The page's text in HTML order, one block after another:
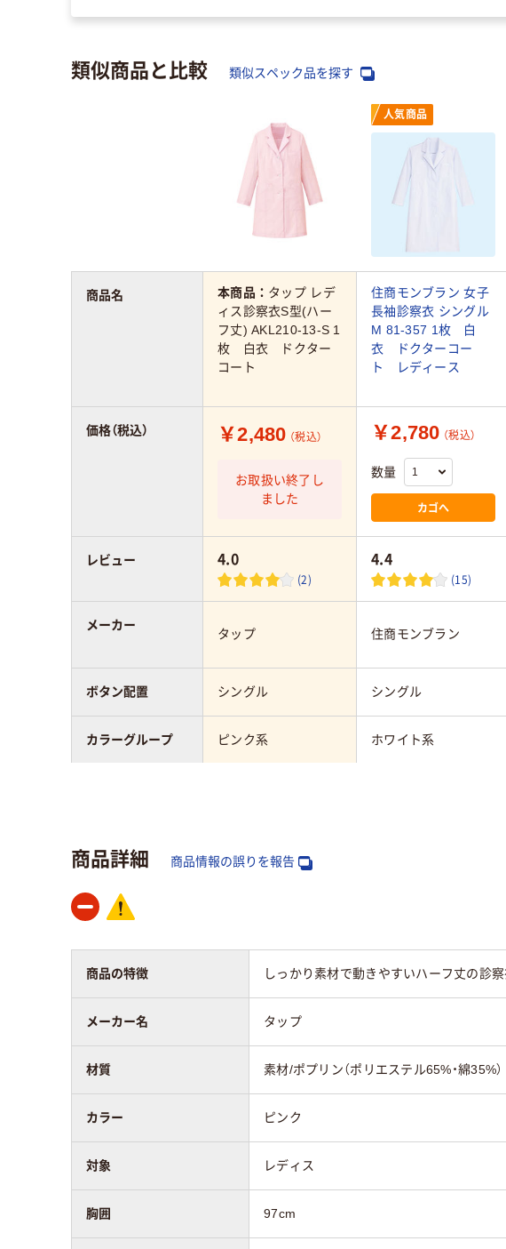
類似商品と比較 類似スペック品を探す
人気商品
本商品： タップ レデ
ィス診察衣S型(ハー
フ丈) AKL210-13-S 1
枚 白衣 ドクター
コート
住商モンブラン 女子
長袖診察衣 シングル
M 81-357 1枚 白
衣 ドクターコー
ト レディース
￥2,480 （税込）
お取扱い終了し
ました
￥2,780 （税込）
数量
カゴへ
4.0
(2)
4.4
(15)
タップ 住商モンブラン
シングル シングル
ピンク系 ホワイト系
55cm～60cm
～40cm
商品名
価格（税込）
レビュー
メーカー
ボタン配置
カラーグループ
着丈
ドクターコートの
胸囲
ドクターコートの
商品詳細 商品情報の誤りを報告
商品の特徴 しっかり素材で動きやすいハーフ丈の診
メーカー名 タップ
材質 素材/ポプリン（ポリエステル65%・綿35%）
カラー ピンク
対象 レディス
胸囲 97cm